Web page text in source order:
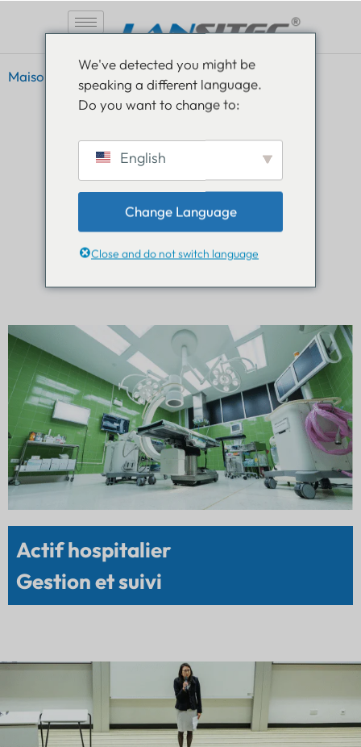
contenu
Maison Suivi des actifs des cas d'utilisation
CAS D'UTILISATION
SUIVI DES ACTIFS
Actif hospitalier
Gestion et suivi
We've detected you might be
speaking a different language.
Do you want to change to:
English
Change Language
Close and do not switch language